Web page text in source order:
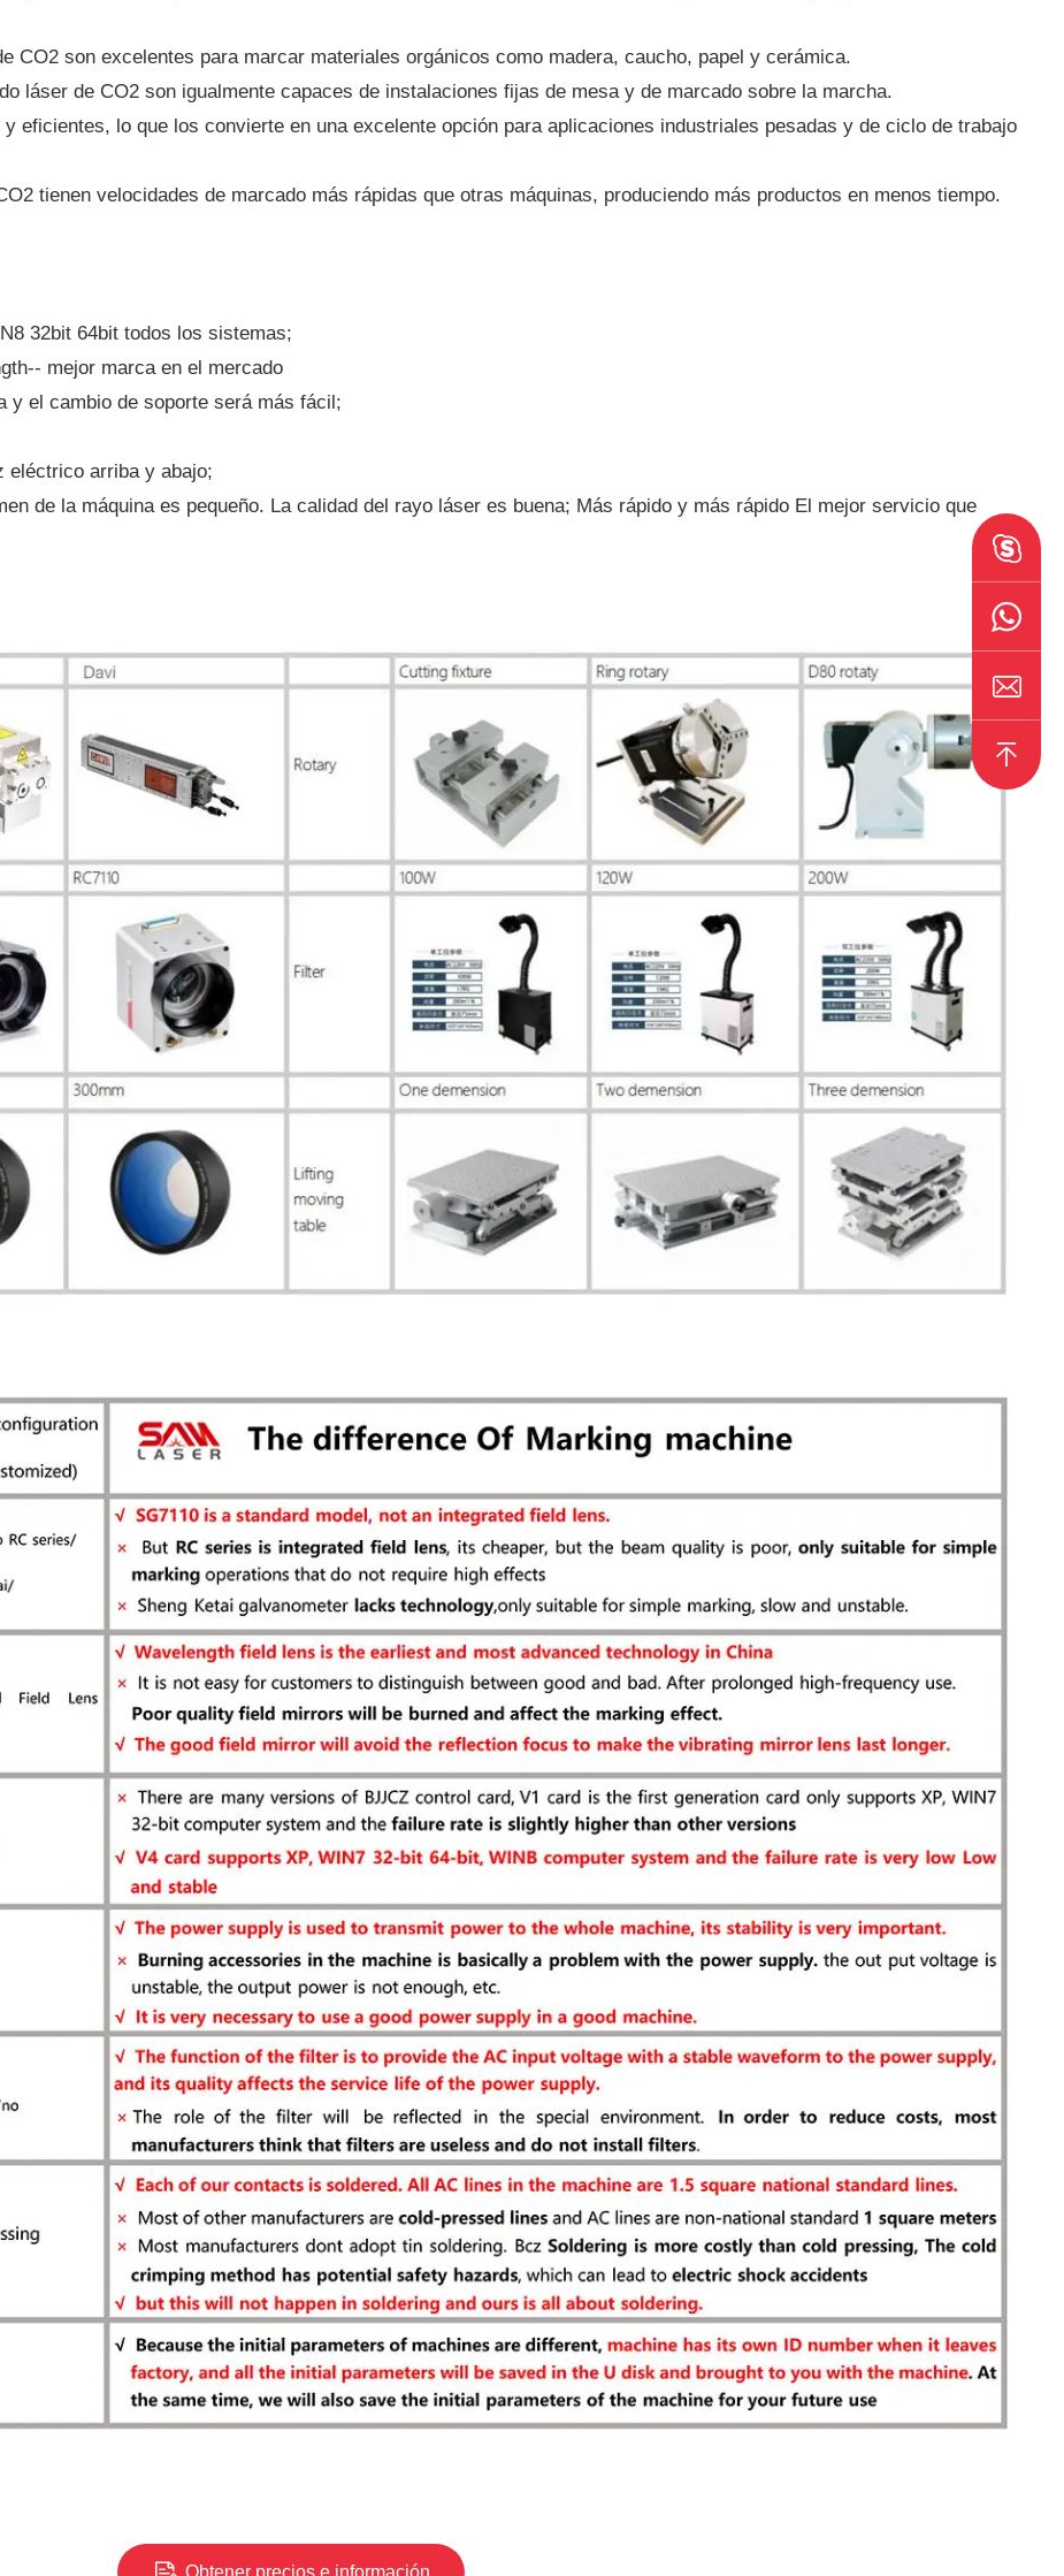
CO2 son excelentes para marcar materiales orgánicos como madera, caucho, papel y cerámica.
láser de CO2 son igualmente capaces de instalaciones fijas de mesa y de marcado sobre la marcha.
eficientes, lo que los convierte en una excelente opción para aplicaciones industriales pesadas y de ciclo de trabajo
tienen velocidades de marcado más rápidas que otras máquinas, produciendo más productos en menos tiempo.
32bit 64bit todos los sistemas;
mejor marca en el mercado
el cambio de soporte será más fácil;
arriba y abajo;
de la máquina es pequeño. La calidad del rayo láser es buena; Más rápido y más rápido El mejor servicio que
Obtener precios e información